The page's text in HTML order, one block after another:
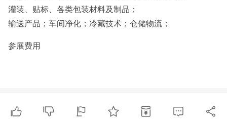
灌装、贴标、各类包装材料及制品；
输送产品；车间净化；冷藏技术；仓储物流；
参展费用